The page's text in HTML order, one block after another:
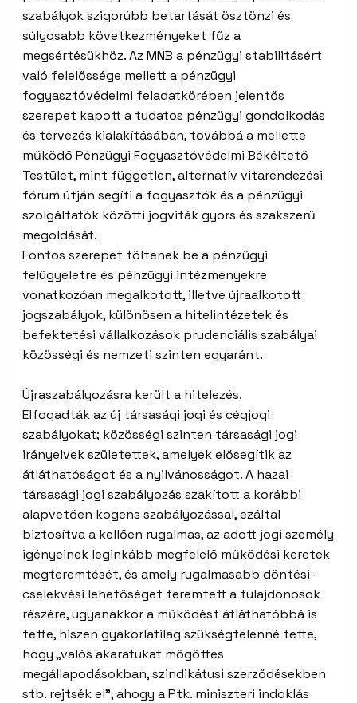
szabályok szigorúbb betartását ösztönzi és
súlyosabb következményeket fűz a
megsértésükhöz. Az MNB a pénzügyi stabilitásért
való felelőssége mellett a pénzügyi
fogyasztóvédelmi feladatkörében jelentős
szerepet kapott a tudatos pénzügyi gondolkodás
és tervezés kialakításában, továbbá a mellette
működő Pénzügyi Fogyasztóvédelmi Békéltető
Testület, mint független, alternatív vitarendezési
fórum útján segíti a fogyasztók és a pénzügyi
szolgáltatók közötti jogviták gyors és szakszerű
megoldását.
Fontos szerepet töltenek be a pénzügyi
felügyeletre és pénzügyi intézményekre
vonatkozóan megalkotott, illetve újraalkotott
jogszabályok, különösen a hitelintézetek és
befektetési vállalkozások prudenciális szabályai
közösségi és nemzeti szinten egyaránt.
Újraszabályozásra került a hitelezés.
Elfogadták az új társasági jogi és cégjogi
szabályokat; közösségi szinten társasági jogi
irányelvek születettek, amelyek elősegítik az
átláthatóságot és a nyilvánosságot. A hazai
társasági jogi szabályozás szakított a korábbi
alapvetően kogens szabályozással, ezáltal
biztosítva a kellően rugalmas, az adott jogi személy
igényeinek leginkább megfelelő működési keretek
megteremtését, és amely rugalmasabb döntési-
cselekvési lehetőséget teremtett a tulajdonosok
részére, ugyanakkor a működést átláthatóbbá is
tette, hiszen gyakorlatilag szükségtelenné tette,
hogy „valós akaratukat mögöttes
megállapodásokban, szindikátusi szerződésekben
stb. rejtsék el”, ahogy a Ptk. miniszteri indoklás